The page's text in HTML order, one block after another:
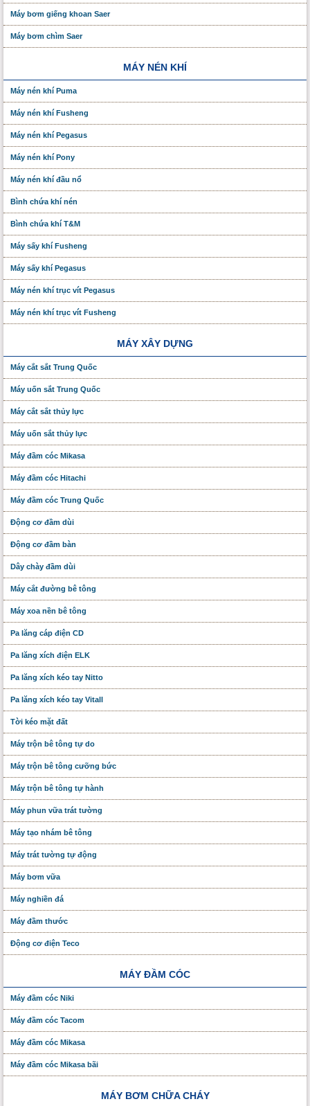
Máy bơm giếng khoan Saer
Máy bơm chìm Saer
MÁY NÉN KHÍ
Máy nén khí Puma
Máy nén khí Fusheng
Máy nén khí Pegasus
Máy nén khí Pony
Máy nén khí đầu nổ
Bình chứa khí nén
Bình chứa khí T&M
Máy sấy khí Fusheng
Máy sấy khí Pegasus
Máy nén khí trục vít Pegasus
Máy nén khí trục vít Fusheng
MÁY XÂY DỰNG
Máy cắt sắt Trung Quốc
Máy uốn sắt Trung Quốc
Máy cắt sắt thủy lực
Máy uốn sắt thủy lực
Máy đầm cóc Mikasa
Máy đầm cóc Hitachi
Máy đầm cóc Trung Quốc
Động cơ đầm dùi
Động cơ đầm bàn
Dây chày đầm dùi
Máy cắt đường bê tông
Máy xoa nền bê tông
Pa lăng cáp điện CD
Pa lăng xích điện ELK
Pa lăng xích kéo tay Nitto
Pa lăng xích kéo tay Vitall
Tời kéo mặt đất
Máy trộn bê tông tự do
Máy trộn bê tông cưỡng bức
Máy trộn bê tông tự hành
Máy phun vữa trát tường
Máy tạo nhám bê tông
Máy trát tường tự động
Máy bơm vữa
Máy nghiền đá
Máy đầm thước
Động cơ điện Teco
MÁY ĐẦM CÓC
Máy đầm cóc Niki
Máy đầm cóc Tacom
Máy đầm cóc Mikasa
Máy đầm cóc Mikasa bãi
MÁY BƠM CHỮA CHÁY